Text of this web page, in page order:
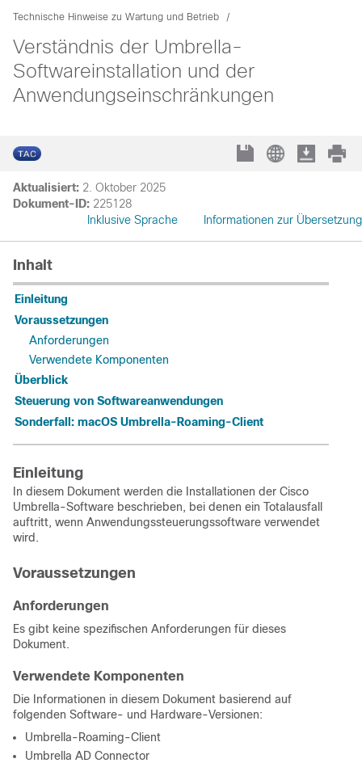
Technische Hinweise zu Wartung und Betrieb
Verständnis der Umbrella-
Softwareinstallation und der
Anwendungseinschränkungen
Aktualisiert: 2. Oktober 2025
Dokument-ID: 225128
Inklusive Sprache
Informationen zur Übersetzung
Inhalt
Einleitung
Voraussetzungen
Anforderungen
Verwendete Komponenten
Überblick
Steuerung von Softwareanwendungen
Sonderfall: macOS Umbrella-Roaming-Client
Einleitung
In diesem Dokument werden die Installationen der Cisco
Umbrella-Software beschrieben, bei denen ein Totalausfall
auftritt, wenn Anwendungssteuerungssoftware verwendet
wird.
Voraussetzungen
Anforderungen
Es gibt keine spezifischen Anforderungen für dieses
Dokument.
Verwendete Komponenten
Die Informationen in diesem Dokument basierend auf
folgenden Software- und Hardware-Versionen:
Umbrella-Roaming-Client
Umbrella AD Connector